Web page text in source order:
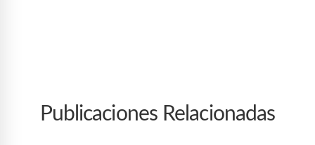
Publicaciones Relacionadas